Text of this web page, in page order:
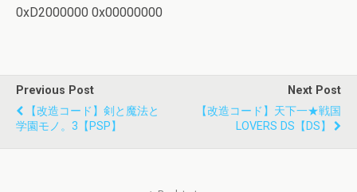
0xD2000000 0x00000000
Previous Post
【改造コード】剣と魔法と
学園モノ。3【PSP】
Next Post
【改造コード】天下一★戦国
LOVERS DS【DS】